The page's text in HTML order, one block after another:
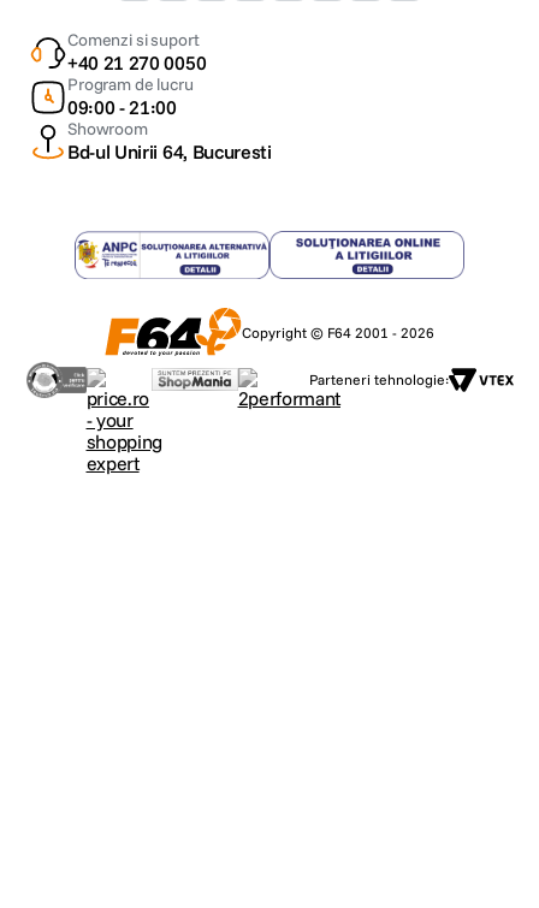
Comenzi si suport
+40 21 270 0050
Program de lucru
09:00 - 21:00
Showroom
Bd-ul Unirii 64, Bucuresti
Copyright © F64 2001 - 2026
Parteneri tehnologie: